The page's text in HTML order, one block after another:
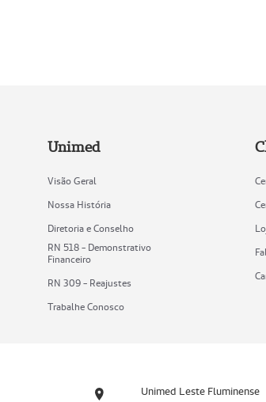
Unimed
Visão Geral
Nossa História
Diretoria e Conselho
RN 518 - Demonstrativo
Financeiro
RN 309 - Reajustes
Trabalhe Conosco
Unimed Leste Fluminense